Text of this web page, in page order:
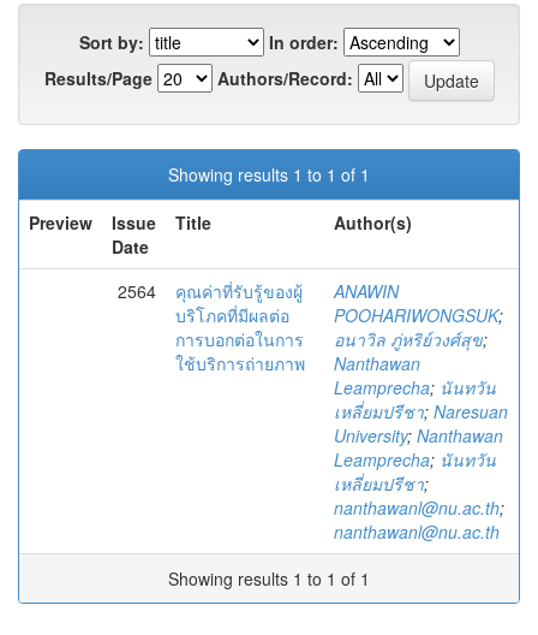
Sort by:
In order:
Results/Page
Authors/Record:
Showing results 1 to 1 of 1
Preview
Issue
Date
Title Author(s)
2564
คุณค่าที่รับรู้ของผู้
บริโภคที่มีผลต่อ
การบอกต่อในการ
ใช้บริการถ่ายภาพ
ANAWIN
POOHARIWONGSUK;
อนาวิล ภู่หริย์วงศ์สุข;
Nanthawan
Leamprecha; นันทวัน
เหลี่ยมปรีชา; Naresuan
University; Nanthawan
Leamprecha; นันทวัน
เหลี่ยมปรีชา;
nanthawanl@nu.ac.th;
nanthawanl@nu.ac.th
Showing results 1 to 1 of 1